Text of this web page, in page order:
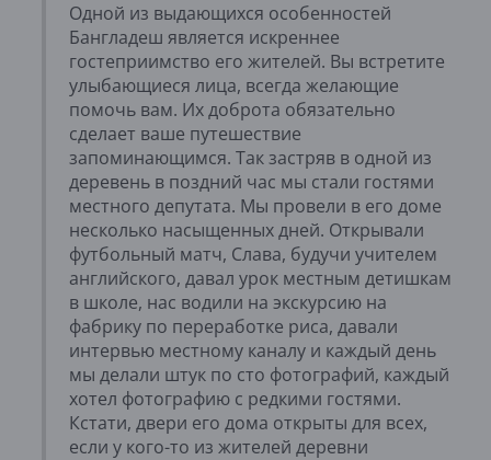
Одной из выдающихся особенностей
Бангладеш является искреннее
гостеприимство его жителей. Вы встретите
улыбающиеся лица, всегда желающие
помочь вам. Их доброта обязательно
сделает ваше путешествие
запоминающимся. Так застряв в одной из
деревень в поздний час мы стали гостями
местного депутата. Мы провели в его доме
несколько насыщенных дней. Открывали
футбольный матч, Слава, будучи учителем
английского, давал урок местным детишкам
в школе, нас водили на экскурсию на
фабрику по переработке риса, давали
интервью местному каналу и каждый день
мы делали штук по сто фотографий, каждый
хотел фотографию с редкими гостями.
Кстати, двери его дома открыты для всех,
если у кого-то из жителей деревни